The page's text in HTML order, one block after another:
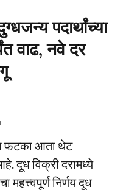
पदार्थांच्या
वाढ, नवे दर
फटका आता थेट
दूध विक्री दरामध्ये
महत्त्वपूर्ण निर्णय दूध